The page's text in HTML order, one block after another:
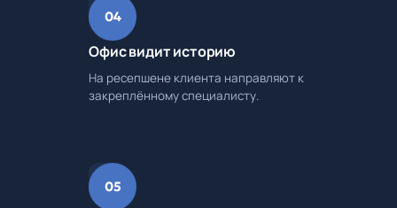
04
Офис видит историю
На ресепшене клиента направляют к
закреплённому специалисту.
05